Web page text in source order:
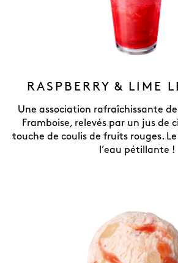
RASPBERRY & LIME
Une association rafraîchissante
Framboise, relevés par un jus de
touche de coulis de fruits rouges.
l’eau pétillante !